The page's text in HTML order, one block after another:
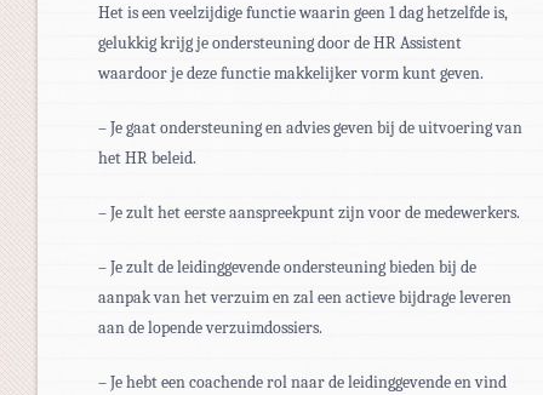
Het is een veelzijdige functie waarin geen 1 dag hetzelfde is,
gelukkig krijg je ondersteuning door de HR Assistent
waardoor je deze functie makkelijker vorm kunt geven.
– Je gaat ondersteuning en advies geven bij de uitvoering van
het HR beleid.
– Je zult het eerste aanspreekpunt zijn voor de medewerkers.
– Je zult de leidinggevende ondersteuning bieden bij de
aanpak van het verzuim en zal een actieve bijdrage leveren
aan de lopende verzuimdossiers.
– Je hebt een coachende rol naar de leidinggevende en vind